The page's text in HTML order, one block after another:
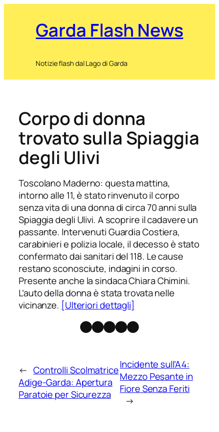
Garda Flash News
Notizie flash dal Lago di Garda
Corpo di donna
trovato sulla Spiaggia
degli Ulivi
Toscolano Maderno: questa mattina,
intorno alle 11, è stato rinvenuto il corpo
senza vita di una donna di circa 70 anni sulla
Spiaggia degli Ulivi. A scoprire il cadavere un
passante. Intervenuti Guardia Costiera,
carabinieri e polizia locale, il decesso è stato
confermato dai sanitari del 118. Le cause
restano sconosciute, indagini in corso.
Presente anche la sindaca Chiara Chimini.
L’auto della donna è stata trovata nelle
vicinanze. [Ulteriori dettagli]
Facebook
Instagram
X Threads
Telegram
← Controlli Scolmatrice
Adige-Garda: Apertura
Paratoie per Sicurezza
Incidente sull’A4:
Mezzo Pesante in
Fiore Senza Feriti
→